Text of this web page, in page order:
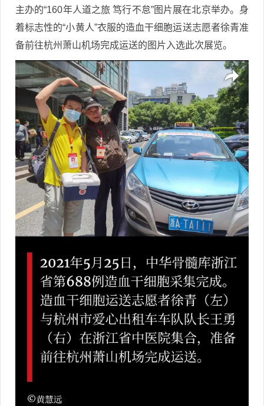
主办的“160年人道之旅 笃行不怠”图片展在北京举办。身
着标志性的“小黄人”衣服的造血干细胞运送志愿者徐青准
备前往杭州萧山机场完成运送的图片入选此次展览。